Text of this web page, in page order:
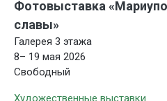
Фотовыставка
славы»
Галерея 3 этажа
8– 19 мая 2026
Свободный
Художественные выставки